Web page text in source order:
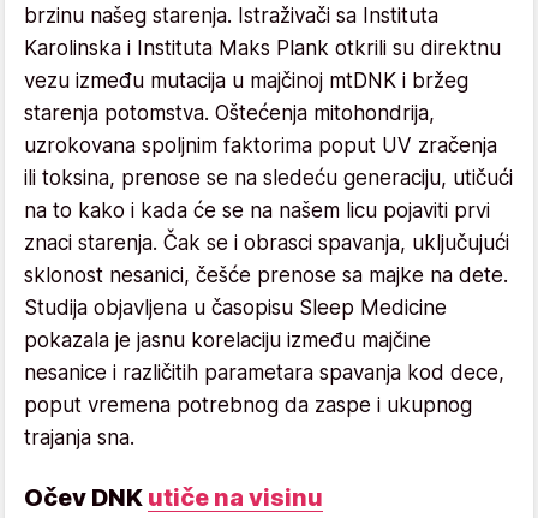
brzinu našeg starenja. Istraživači sa Instituta
Karolinska i Instituta Maks Plank otkrili su direktnu
vezu između mutacija u majčinoj mtDNK i bržeg
starenja potomstva. Oštećenja mitohondrija,
uzrokovana spoljnim faktorima poput UV zračenja
ili toksina, prenose se na sledeću generaciju, utičući
na to kako i kada će se na našem licu pojaviti prvi
znaci starenja. Čak se i obrasci spavanja, uključujući
sklonost nesanici, češće prenose sa majke na dete.
Studija objavljena u časopisu Sleep Medicine
pokazala je jasnu korelaciju između majčine
nesanice i različitih parametara spavanja kod dece,
poput vremena potrebnog da zaspe i ukupnog
trajanja sna.
Očev DNK utiče na visinu